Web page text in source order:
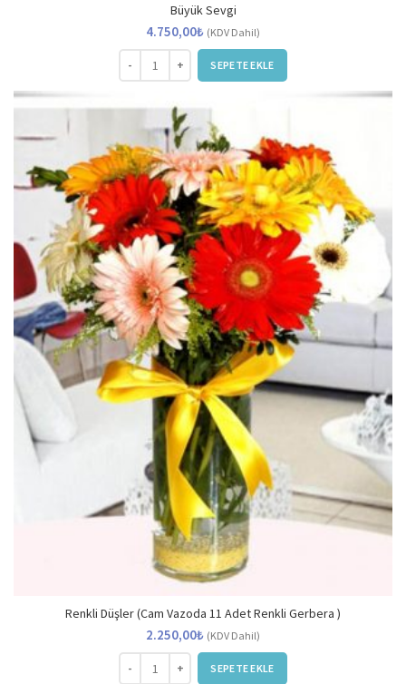
Büyük Sevgi
4.750,00₺ (KDV Dahil)
Büyük Sevgi adetSEPETE EKLE
Renkli Düşler (Cam Vazoda 11 Adet Renkli Gerbera )
2.250,00₺ (KDV Dahil)
Renkli Düşler (Cam Vazoda 11 Adet Renkli Gerbera )
SEPETE EKLE